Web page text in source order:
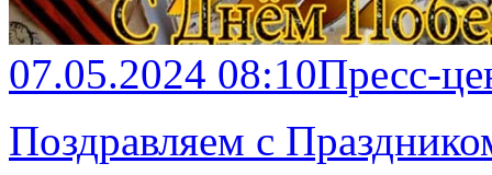
07.05.2024 08:10Пресс-
Поздравляем с